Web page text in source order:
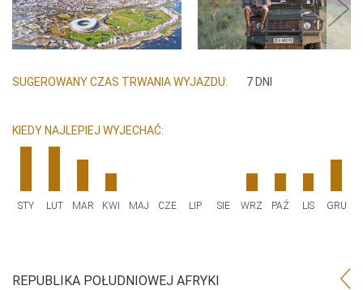
SUGEROWANY CZAS TRWANIA WYJAZDU: 7 DNI
KIEDY NAJLEPIEJ WYJECHAĆ:
STY LUT MAR KWI MAJ CZE LIP SIE WRZ PAŹ LIS GRU
REPUBLIKA POŁUDNIOWEJ AFRYKI